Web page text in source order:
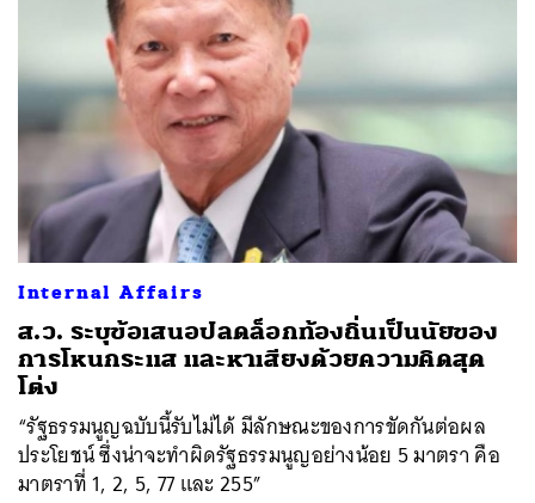
Internal Affairs
ส.ว. ระบุข้อเสนอปลดล็อกท้องถิ่นเป็นนัยของ
การโหนกระแส และหาเสียงด้วยความคิดสุด
โต่ง
“รัฐธรรมนูญฉบับนี้รับไม่ได้ มีลักษณะของการขัดกันต่อผล
ประโยชน์ ซึ่งน่าจะทำผิดรัฐธรรมนูญอย่างน้อย 5 มาตรา คือ
มาตราที่ 1, 2, 5, 77 และ 255”